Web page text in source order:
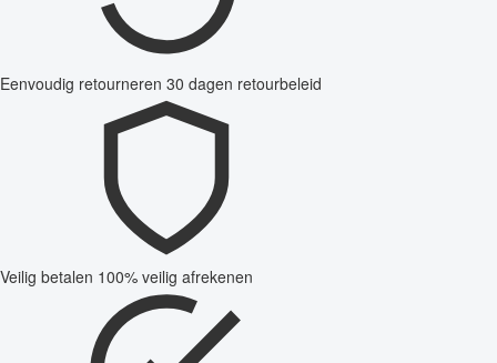
Eenvoudig retourneren 30 dagen retourbeleid
Veilig betalen 100% veilig afrekenen